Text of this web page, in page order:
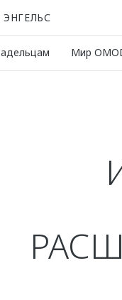
Мир